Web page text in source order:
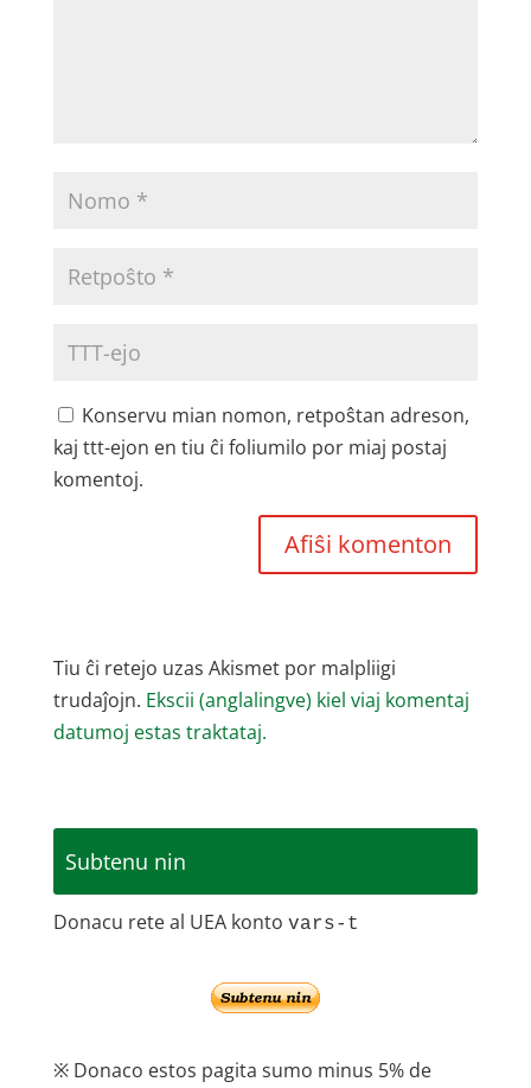
Konservu mian nomon, retpoŝtan adreson,
kaj ttt-ejon en tiu ĉi foliumilo por miaj postaj
komentoj.
Tiu ĉi retejo uzas Akismet por malpliigi
trudaĵojn. Ekscii (anglalingve) kiel viaj komentaj
datumoj estas traktataj.
Subtenu nin
Donacu rete al UEA konto vars-t
※ Donaco estos pagita sumo minus 5% de